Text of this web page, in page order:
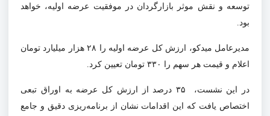
توسعه و نقش موثر بازارگردان در موفقیت عرضه اولیه، خواهد
بود.
مدیرعامل میدکو، ارزش کل عرضه اولیه را ۲۸هزار میلیارد تومان
اعلام و قیمت هر سهم را ۳۳۰ تومان تعیین کرد.
در این نشست، ۳۵ درصد از ارزش کل عرضه به اوراق تبعی
اختصاص یافت که این اقدامات نشان از برنامه‌ریزی دقیق و جامع